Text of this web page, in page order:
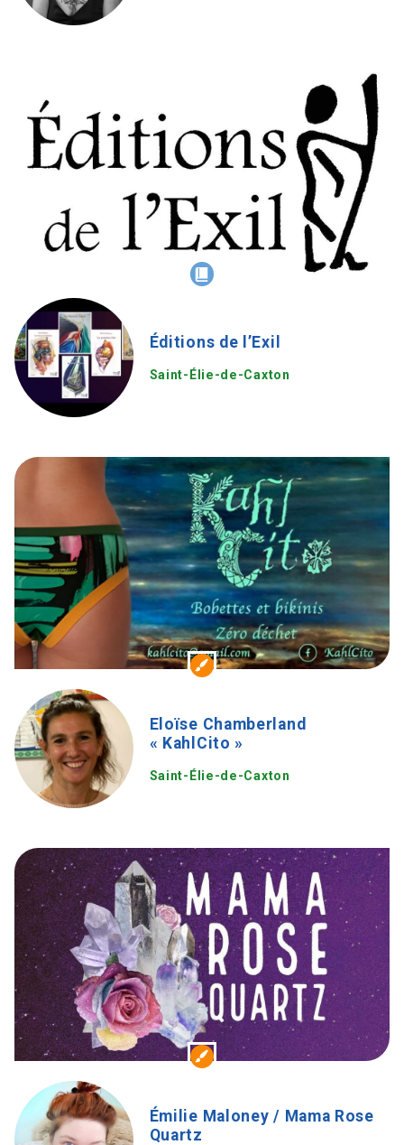
Éditions de l’Exil
Saint-Élie-de-Caxton
Eloïse Chamberland
« KahlCito »
Saint-Élie-de-Caxton
Émilie Maloney / Mama Rose
Quartz